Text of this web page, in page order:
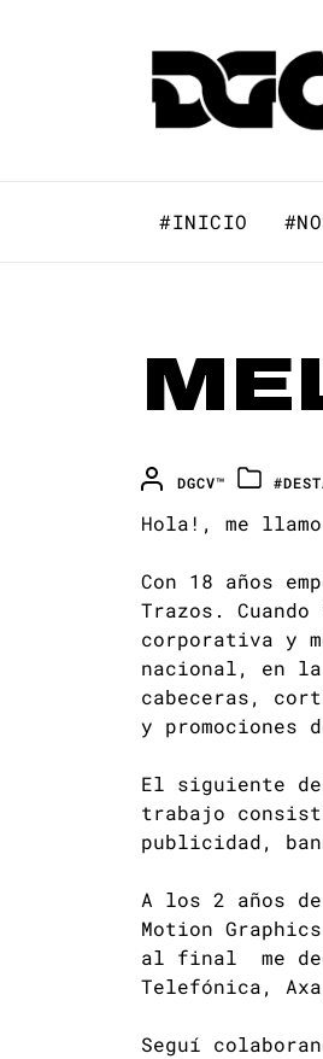
#INICIO
DGCV™
Hola!, me
Con 18 años
Trazos.
corporativa y
nacional, en la
cabeceras,
y promociones
El siguiente
trabajo
publicidad,
A los 2 años
Motion
al final me
Telefónica,
Seguí